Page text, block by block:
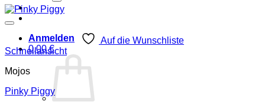
Anmelden
0,00€
Auf die Wunschliste
Schnellansicht
Mojos
Pinky Piggy